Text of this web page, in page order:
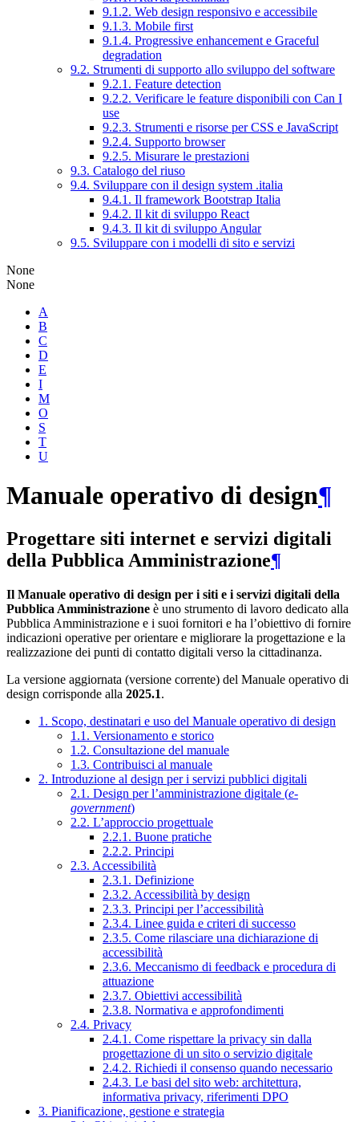
9.1.2. Web design responsivo e accessibile
9.1.3. Mobile first
9.1.4. Progressive enhancement e Graceful
degradation
9.2. Strumenti di supporto allo sviluppo del software
9.2.1. Feature detection
9.2.2. Verificare le feature disponibili con Can I
use
9.2.3. Strumenti e risorse per CSS e JavaScript
9.2.4. Supporto browser
9.2.5. Misurare le prestazioni
9.3. Catalogo del riuso
9.4. Sviluppare con il design system .italia
9.4.1. Il framework Bootstrap Italia
9.4.2. Il kit di sviluppo React
9.4.3. Il kit di sviluppo Angular
9.5. Sviluppare con i modelli di sito e servizi
None
None
A
B
C
D
E
I
M
O
S
T
U
Manuale operativo di design¶
Progettare siti internet e servizi digitali
della Pubblica Amministrazione¶
Il Manuale operativo di design per i siti e i servizi digitali della
Pubblica Amministrazione è uno strumento di lavoro dedicato alla
Pubblica Amministrazione e i suoi fornitori e ha l’obiettivo di fornire
indicazioni operative per orientare e migliorare la progettazione e la
realizzazione dei punti di contatto digitali verso la cittadinanza.
La versione aggiornata (versione corrente) del Manuale operativo di
design corrisponde alla 2025.1.
1. Scopo, destinatari e uso del Manuale operativo di design
1.1. Versionamento e storico
1.2. Consultazione del manuale
1.3. Contribuisci al manuale
2. Introduzione al design per i servizi pubblici digitali
2.1. Design per l’amministrazione digitale (e-
government)
2.2. L’approccio progettuale
2.2.1. Buone pratiche
2.2.2. Principi
2.3. Accessibilità
2.3.1. Definizione
2.3.2. Accessibilità by design
2.3.3. Principi per l’accessibilità
2.3.4. Linee guida e criteri di successo
2.3.5. Come rilasciare una dichiarazione di
accessibilità
2.3.6. Meccanismo di feedback e procedura di
attuazione
2.3.7. Obiettivi accessibilità
2.3.8. Normativa e approfondimenti
2.4. Privacy
2.4.1. Come rispettare la privacy sin dalla
progettazione di un sito o servizio digitale
2.4.2. Richiedi il consenso quando necessario
2.4.3. Le basi del sito web: architettura,
informativa privacy, riferimenti DPO
3. Pianificazione, gestione e strategia